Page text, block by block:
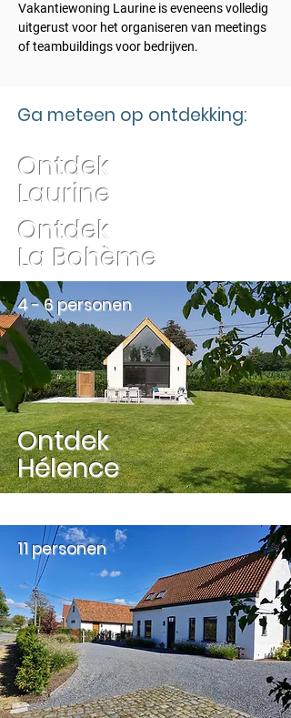
Vakantiewoning Laurine is eveneens volledig
uitgerust voor het organiseren van meetings
of teambuildings voor bedrijven.
Ga meteen op ontdekking:
Ontdek
Laurine
Ontdek
La Bohème
4 - 6 personen
Ontdek
Hélence
11 personen